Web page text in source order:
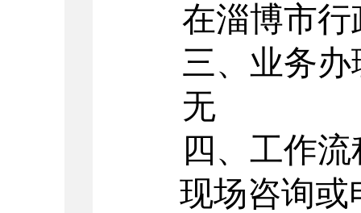
在淄博市
三、业务
无
四、工作流
现场咨询或